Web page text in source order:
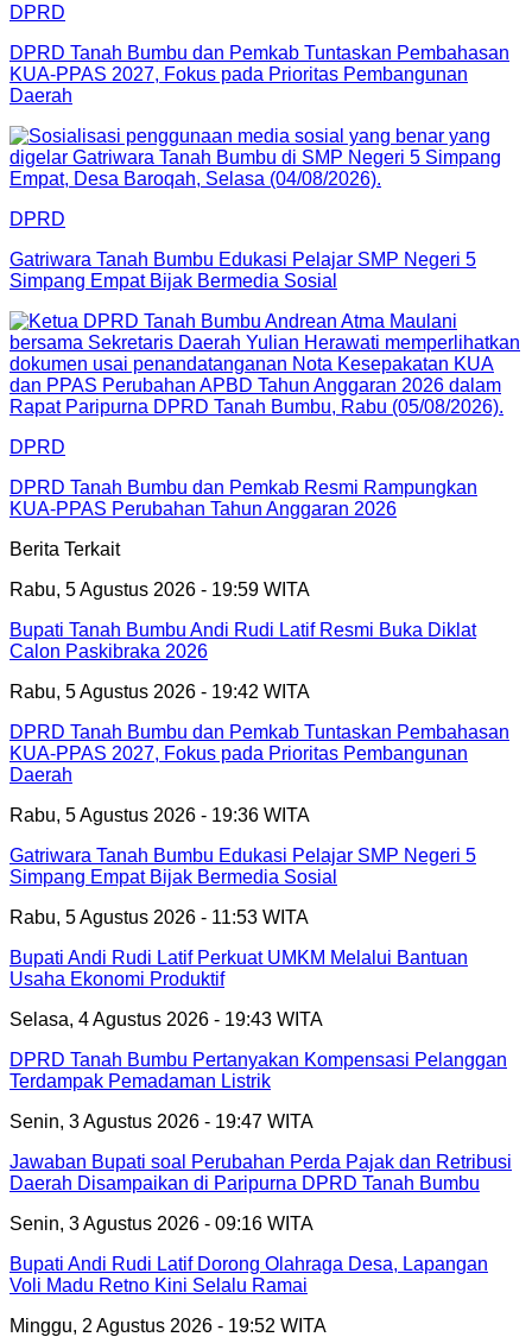
DPRD
DPRD Tanah Bumbu dan Pemkab Tuntaskan Pembahasan
KUA-PPAS 2027, Fokus pada Prioritas Pembangunan
Daerah
DPRD
Gatriwara Tanah Bumbu Edukasi Pelajar SMP Negeri 5
Simpang Empat Bijak Bermedia Sosial
DPRD
DPRD Tanah Bumbu dan Pemkab Resmi Rampungkan
KUA-PPAS Perubahan Tahun Anggaran 2026
Berita Terkait
Rabu, 5 Agustus 2026 - 19:59 WITA
Bupati Tanah Bumbu Andi Rudi Latif Resmi Buka Diklat
Calon Paskibraka 2026
Rabu, 5 Agustus 2026 - 19:42 WITA
DPRD Tanah Bumbu dan Pemkab Tuntaskan Pembahasan
KUA-PPAS 2027, Fokus pada Prioritas Pembangunan
Daerah
Rabu, 5 Agustus 2026 - 19:36 WITA
Gatriwara Tanah Bumbu Edukasi Pelajar SMP Negeri 5
Simpang Empat Bijak Bermedia Sosial
Rabu, 5 Agustus 2026 - 11:53 WITA
Bupati Andi Rudi Latif Perkuat UMKM Melalui Bantuan
Usaha Ekonomi Produktif
Selasa, 4 Agustus 2026 - 19:43 WITA
DPRD Tanah Bumbu Pertanyakan Kompensasi Pelanggan
Terdampak Pemadaman Listrik
Senin, 3 Agustus 2026 - 19:47 WITA
Jawaban Bupati soal Perubahan Perda Pajak dan Retribusi
Daerah Disampaikan di Paripurna DPRD Tanah Bumbu
Senin, 3 Agustus 2026 - 09:16 WITA
Bupati Andi Rudi Latif Dorong Olahraga Desa, Lapangan
Voli Madu Retno Kini Selalu Ramai
Minggu, 2 Agustus 2026 - 19:52 WITA